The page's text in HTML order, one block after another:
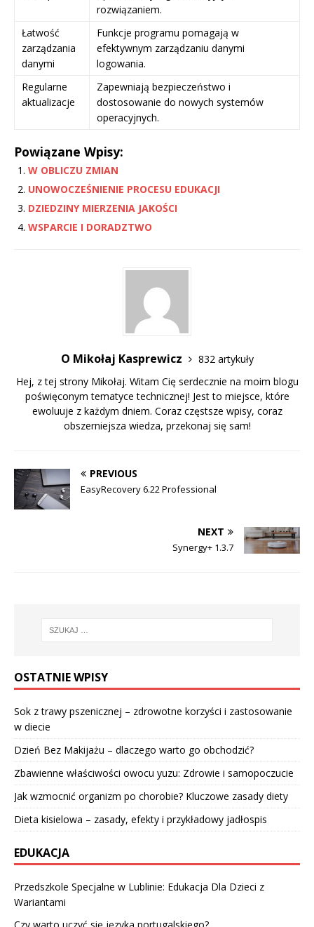
rozwiązaniem.
Łatwość
zarządzania
danymi
Funkcje programu pomagają w
efektywnym zarządzaniu danymi
logowania.
Regularne
aktualizacje
Zapewniają bezpieczeństwo i
dostosowanie do nowych systemów
operacyjnych.
Powiązane Wpisy:
W OBLICZU ZMIAN
UNOWOCZEŚNIENIE PROCESU EDUKACJI
DZIEDZINY MIERZENIA JAKOŚCI
WSPARCIE I DORADZTWO
O Mikołaj Kasprewicz
832 artykuły
Hej, z tej strony Mikołaj. Witam Cię serdecznie na moim blogu
poświęconym tematyce technicznej! Jest to miejsce, które
ewoluuje z każdym dniem. Coraz częstsze wpisy, coraz
obszerniejsza wiedza, przekonaj się sam!
PREVIOUS
EasyRecovery 6.22 Professional
NEXT
Synergy+ 1.3.7
OSTATNIE WPISY
Sok z trawy pszenicznej – zdrowotne korzyści i zastosowanie
w diecie
Dzień Bez Makijażu – dlaczego warto go obchodzić?
Zbawienne właściwości owocu yuzu: Zdrowie i samopoczucie
Jak wzmocnić organizm po chorobie? Kluczowe zasady diety
Dieta kisielowa – zasady, efekty i przykładowy jadłospis
EDUKACJA
Przedszkole Specjalne w Lublinie: Edukacja Dla Dzieci z
Wariantami